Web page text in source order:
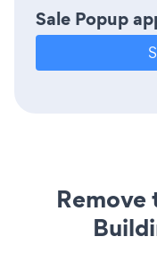
Sale Popup
Remove